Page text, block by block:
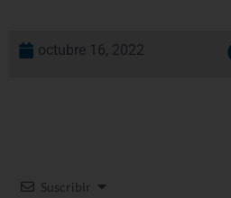
octubre 16, 2022
Suscribir